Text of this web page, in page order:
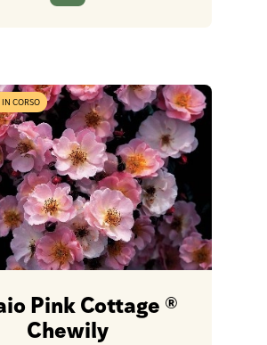
CORSO
Pink Cottage ®
Chewily